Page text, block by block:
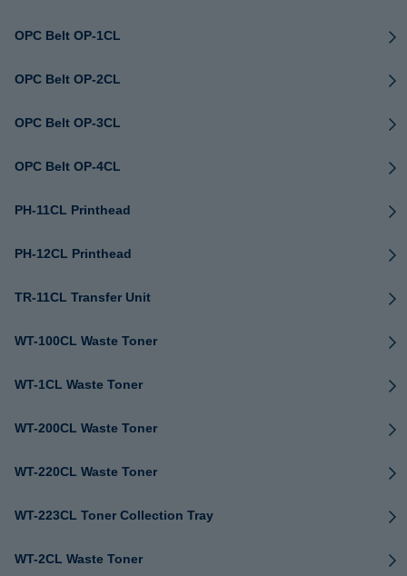
OPC Belt OP-1CL
OPC Belt OP-2CL
OPC Belt OP-3CL
OPC Belt OP-4CL
PH-11CL Printhead
PH-12CL Printhead
TR-11CL Transfer Unit
WT-100CL Waste Toner
WT-1CL Waste Toner
WT-200CL Waste Toner
WT-220CL Waste Toner
WT-223CL Toner Collection Tray
WT-2CL Waste Toner